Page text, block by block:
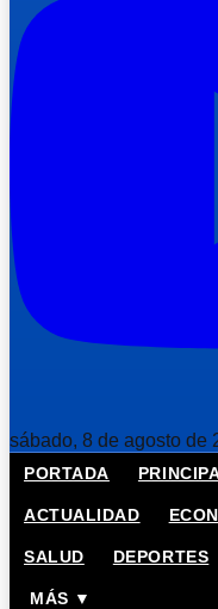
sábado, 8 de agosto de
PORTADA
ACTUALIDAD
SALUD DEPORTES
MÁS ▼